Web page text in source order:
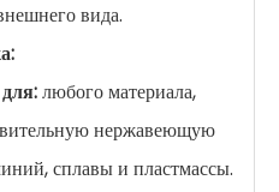
вида.
любого материала,
нержавеющую
сплавы и пластмассы.